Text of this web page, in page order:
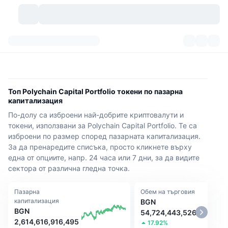
Исторически моментни снимки
Отключвания на токени
Активи от реалния свят
Преглед на пазара
Спот пазар
Брой криптовалути
БНБ хазни
Сигнали
Популярни
Нов
Мем експолорър
Централизирани борси
Спот
Децентрализирани борси
Community
Фийдове
Сесии на живо
API
Продукти
Топ Polychain Capital Portfolio токени по пазарна
капитализация
По-долу са изброени най-добрите криптовалути и
токени, използвани за Polychain Capital Portfolio. Те са
изброени по размер според пазарната капитализация.
За да пренаредите списъка, просто кликнете върху
една от опциите, напр. 24 часа или 7 дни, за да видите
сектора от различна гледна точка.
Пазарна
капитализация
BGN
2,614,616,916,495
Обем на търговия
BGN
54,724,443,526
17.92%